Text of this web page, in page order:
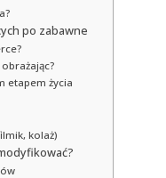
po zabawne
etapem życia
kolaż)